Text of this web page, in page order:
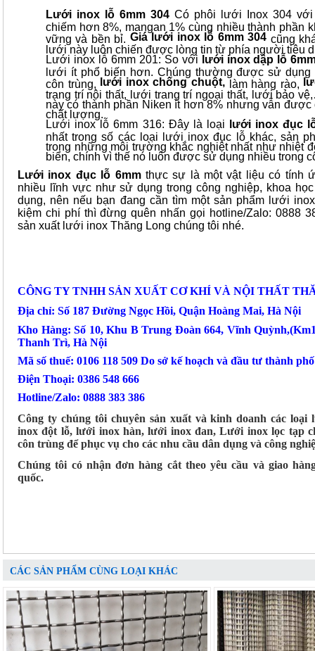
Lưới inox lỗ 6mm 304 Có phôi lưới Inox 304 với
chiếm hơn 8%, mangan 1% cùng nhiều thành phần
vững và bền bỉ. Giá lưới inox lỗ 6mm 304 cũng
lưới này luôn chiến được lòng tin từ phía người tiêu
Lưới inox lỗ 6mm 201: So với lưới inox dập lỗ
lưới ít phổ biến hơn. Chúng thường được sử
côn trùng,
lưới inox chống chuột,làm hàng rào,
trang trí nội thất, lưới trang trí ngoại thất, lưới bảo
này có thành phần Niken ít hơn 8% nhưng vẫn được
chất lượng.
Lưới inox lỗ 6mm 316: Đây là loại lưới inox đục
nhất trong số các loại lưới inox đục lỗ khác, sản
trong những môi trường khắc nghiệt nhất như nhiệt
biển, chính vì thế nó luôn được sử dụng nhiều trong
Lưới inox đục lỗ 6mmthực sự là một vật liệu có tính
nhiều lĩnh vực như sử dụng trong công nghiệp, khoa
dụng, nên nếu bạn đang cần tìm một sản phẩm lưới
kiệm chi phí thì đừng quên nhấn gọi hotline/Zalo: 0888
sản xuất lưới inox Thăng Long chúng tôi nhé.
CÔNG TY TNHH SẢN XUẤT CƠ KHÍ VÀ NỘI THẤT
Địa chỉ: Số 187 Đường Ngọc Hồi, Quận Hoàng Mai, Hà Nội
Kho Hàng: Số 10, Khu B Trung Đoàn 664, Vĩnh
Thanh Trì, Hà Nội
Mã số thuế: 0106 118 509 Do sở kế hoạch và đầu tư thành
Điện Thoại: 0386 548 666
Hotline/Zalo: 0888 383 386
Công ty chúng tôi chuyên sản xuất và kinh doanh các
inox đột lỗ, lưới inox hàn, lưới inox đan, Lưới inox lọc tạp
côn trùng để phục vụ cho các nhu cầu dân dụng và công
Chúng tôi có nhận đơn hàng cắt theo yêu cầu và giao
quốc.
CÁC SẢN PHẨM CÙNG LOẠI KHÁC